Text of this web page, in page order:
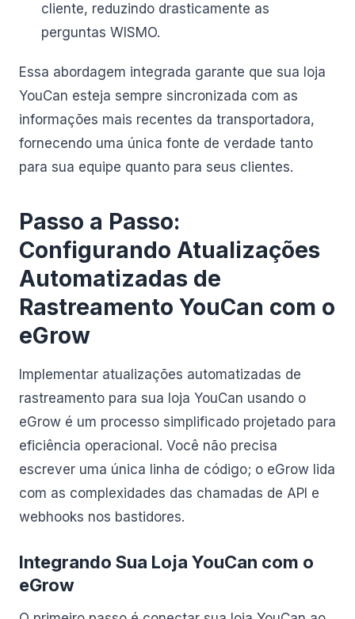
cliente, reduzindo drasticamente as
perguntas WISMO.
Essa abordagem integrada garante que sua loja
YouCan esteja sempre sincronizada com as
informações mais recentes da transportadora,
fornecendo uma única fonte de verdade tanto
para sua equipe quanto para seus clientes.
Passo a Passo:
Configurando Atualizações
Automatizadas de
Rastreamento YouCan com o
eGrow
Implementar atualizações automatizadas de
rastreamento para sua loja YouCan usando o
eGrow é um processo simplificado projetado para
eficiência operacional. Você não precisa
escrever uma única linha de código; o eGrow lida
com as complexidades das chamadas de API e
webhooks nos bastidores.
Integrando Sua Loja YouCan com o
eGrow